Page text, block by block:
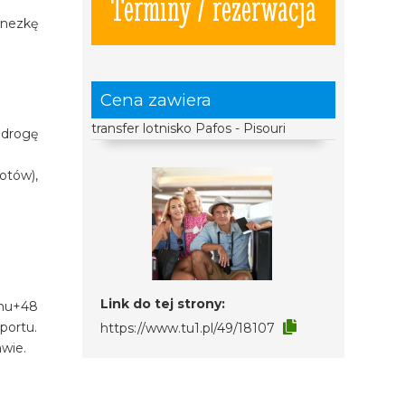
Cena zawiera
transfer lotnisko Pafos - Pisouri
Link do tej strony:
https://www.tu1.pl/49/18107